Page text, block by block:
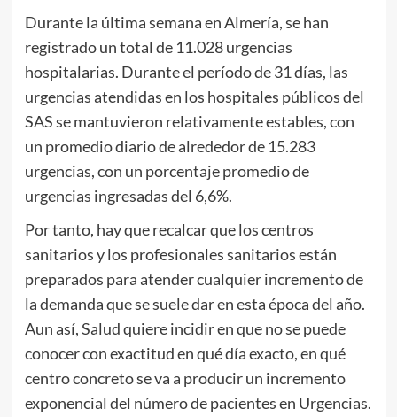
Durante la última semana en Almería, se han
registrado un total de 11.028 urgencias
hospitalarias. Durante el período de 31 días, las
urgencias atendidas en los hospitales públicos del
SAS se mantuvieron relativamente estables, con
un promedio diario de alrededor de 15.283
urgencias, con un porcentaje promedio de
urgencias ingresadas del 6,6%.
Por tanto, hay que recalcar que los centros
sanitarios y los profesionales sanitarios están
preparados para atender cualquier incremento de
la demanda que se suele dar en esta época del año.
Aun así, Salud quiere incidir en que no se puede
conocer con exactitud en qué día exacto, en qué
centro concreto se va a producir un incremento
exponencial del número de pacientes en Urgencias.